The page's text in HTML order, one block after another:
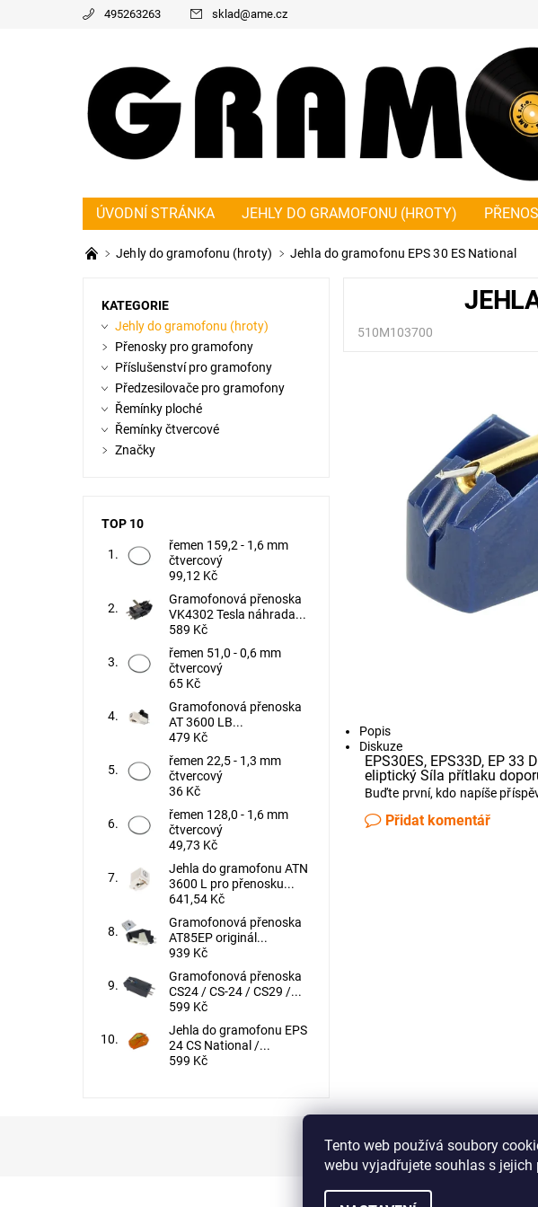
495263263 sklad@ame.cz
ÚVODNÍ STRÁNKA JEHLY DO GRAMOFONU (HROTY)
PŘEDZESILOVAČE PRO GRAMOFONY
ŘEMÍNKY PLOCHÉ
Jehly do gramofonu (hroty) Jehla do gramofonu EPS 30 ES National
510M103700
Popis
Diskuze
EPS30ES, EPS33D, EP
eliptický Síla přítlaku
Buďte první, kdo napíše
Přidat komentář
KATEGORIE
Jehly do gramofonu (hroty)
Přenosky pro gramofony
Příslušenství pro gramofony
Předzesilovače pro gramofony
Řemínky ploché
Řemínky čtvercové
Značky
TOP 10
řemen 159,2 - 1,6 mm
čtvercový
99,12 Kč
Gramofonová přenoska
VK4302 Tesla náhrada...
589 Kč
řemen 51,0 - 0,6 mm
čtvercový
65 Kč
Gramofonová přenoska
AT 3600 LB...
479 Kč
řemen 22,5 - 1,3 mm
čtvercový
36 Kč
řemen 128,0 - 1,6 mm
čtvercový
49,73 Kč
Jehla do gramofonu ATN
3600 L pro přenosku...
641,54 Kč
Gramofonová přenoska
AT85EP originál...
939 Kč
Gramofonová přenoska
CS24 / CS-24 / CS29 /...
599 Kč
Jehla do gramofonu EPS
24 CS National /...
599 Kč
Jak správně
Tento web používá soubory
webu vyjadřujete souhlas s jejich